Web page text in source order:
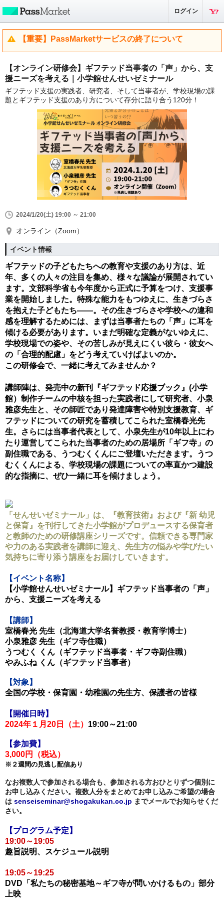
ログイン
【重要】PassMarketサービスの終了について
【オンライン研修会】ギフテッド当事者の「声」から、支
援ニーズを考える｜小学館せんせいゼミナール
ギフテッド支援の実践者、研究者、そして当事者が、学校現場の課
題とギフテッド支援のあり方について存分に語り合う120分！
2024/1/20(土) 19:00 ～ 21:00
オンライン（Zoom）
イベント情報
ギフテッドの子どもたちへの教育や支援のあり方は、近
年、多くの人々の注目を集め、様々な議論が展開されてい
ます。文部科学省も今年度から正式に予算をつけ、支援事
業を開始しました。特殊な能力をもつゆえに、生きづらさ
を抱えた子どもたち――。 その生きづらさや学校への違和
感を理解するためには、まずは当事者たちの「声」に耳を
傾ける必要があります。いまだ明確な定義がないゆえに、
学校現場での姿や、その苦しみが見えにくい彼ら・彼女へ
の「合理的配慮」をどう考えていけばよいのか。
この研修会で、一緒に考えてみませんか？
講師陣は、発売中の新刊『ギフテッド応援ブック』(小学
館）制作チームの中核を担った実践者にして研究者、小泉
雅彦先生と、その師匠であり発達障害や特別支援教育、ギ
フテッドについての研究を蓄積してこられた室橋春光先
生。さらには当事者代表として、小泉先生が10年以上にわ
たり運営してこられた当事者のための居場所「ギフ寺」の
副住職である、うつむくくんにご登壇いただきます。
うつ
むくくんによる、学校現場の課題についての率直かつ建設
的な指摘に、ぜひ一緒に耳を傾けましょう。
「せんせいゼミナール」は、『教育技術』および『新 幼児
と保育』を刊行してきた小学館がプロデュースする保育者
と教師のための研修講座シリーズです。信頼できる専門家
や力のある実践者を講師に迎え、先生方の悩みや学びたい
気持ちに寄り添う講座をお届けしていきます。
【イベント名称】
【小学館せんせいゼミナール】 ギフテッド当事者の「声」
から、支援ニーズを考える
【講師】
室橋春光 先生（北海道大学名誉教授・教育学博士）
小泉雅彦 先生（ギフ寺住職）
うつむく くん（ギフテッド当事者・ギフ寺副住職）
やみふね くん （ギフテッド当事者）
【対象】
全国の学校・保育園・幼稚園の先生方、保護者の皆様
【開催日時】
2024年１月20日（土） 19:00～21:00
【参加費】
3,000円（税込）
※２週間の見逃し配信あり
なお複数人で参加される場合も、参加される方おひとりずつ個別に
お申し込みください。複数人分をまとめてお申し込みご希望の場合
は senseiseminar@shogakukan.co.jp までメールでお知らせくだ
さい。
【プログラム予定】
19:00～19:05
趣旨説明、スケジュール説明
19:05～19:25
DVD「私たちの秘密基地～ギフ寺が問いかけるもの」部分
上映